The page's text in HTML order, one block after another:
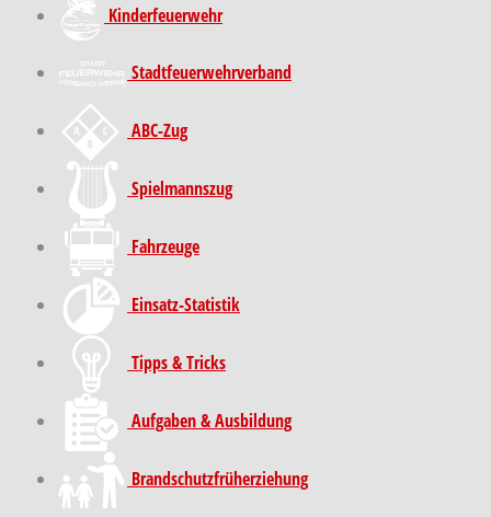
Kinder­feuer­wehr
Stadt­feuer­wehr­verband
ABC-Zug
Spielmannszug
Fahrzeuge
Einsatz-Statistik
Tipps & Tricks
Aufgaben & Ausbildung
Brand­schutz­früh­erziehung